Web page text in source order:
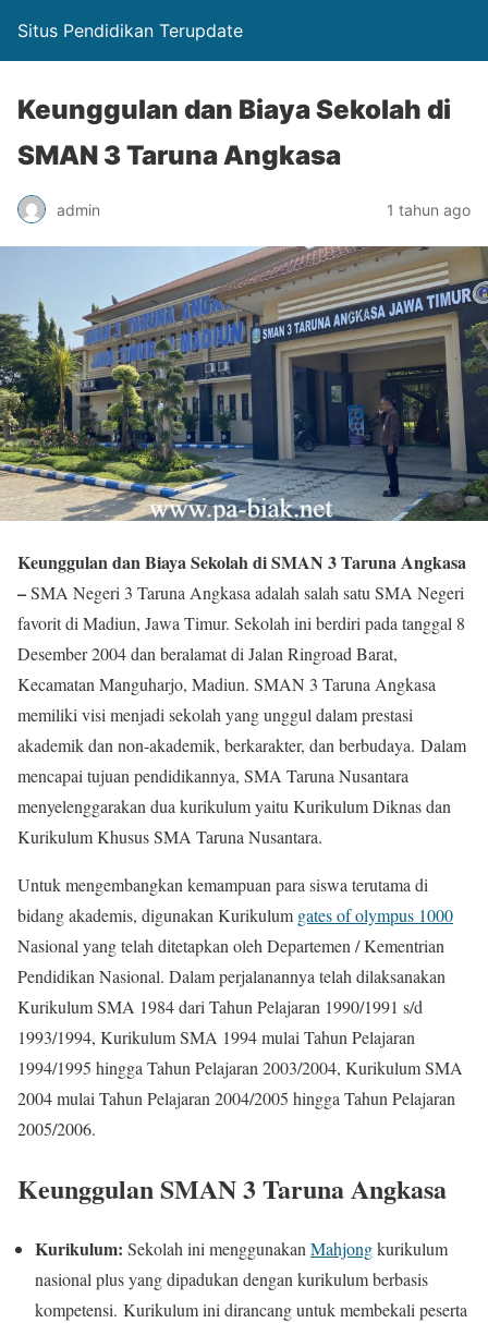
Situs Pendidikan Terupdate
Keunggulan dan Biaya Sekolah di
SMAN 3 Taruna Angkasa
admin 1 tahun ago
Keunggulan dan Biaya Sekolah di SMAN 3 Taruna Angkasa
–SMA Negeri 3 Taruna Angkasa adalah salah satu SMA Negeri
favorit di Madiun, Jawa Timur. Sekolah ini berdiri pada tanggal 8
Desember 2004 dan beralamat di Jalan Ringroad Barat,
Kecamatan Manguharjo, Madiun. SMAN 3 Taruna Angkasa
memiliki visi menjadi sekolah yang unggul dalam prestasi
akademik dan non-akademik, berkarakter, dan berbudaya. Dalam
mencapai tujuan pendidikannya, SMA Taruna Nusantara
menyelenggarakan dua kurikulum yaitu Kurikulum Diknas dan
Kurikulum Khusus SMA Taruna Nusantara.
Untuk mengembangkan kemampuan para siswa terutama di
bidang akademis, digunakan Kurikulum gates of olympus 1000
Nasional yang telah ditetapkan oleh Departemen / Kementrian
Pendidikan Nasional. Dalam perjalanannya telah dilaksanakan
Kurikulum SMA 1984 dari Tahun Pelajaran 1990/1991 s/d
1993/1994, Kurikulum SMA 1994 mulai Tahun Pelajaran
1994/1995 hingga Tahun Pelajaran 2003/2004, Kurikulum SMA
2004 mulai Tahun Pelajaran 2004/2005 hingga Tahun Pelajaran
2005/2006.
Keunggulan SMAN 3 Taruna Angkasa
Kurikulum: Sekolah ini menggunakan Mahjongkurikulum
nasional plus yang dipadukan dengan kurikulum berbasis
kompetensi. Kurikulum ini dirancang untuk membekali peserta